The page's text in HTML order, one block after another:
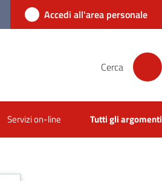
Accedi all'area personale
Cerca
Servizi on-line Tutti gli argomenti